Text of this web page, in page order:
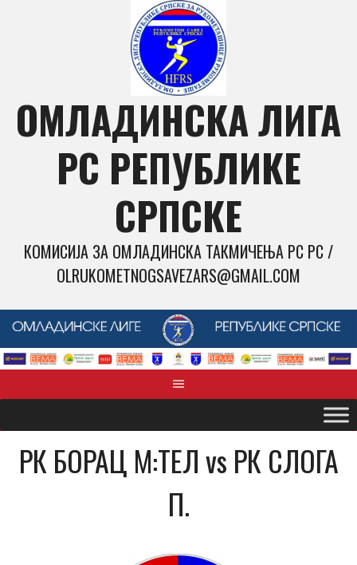
ОМЛАДИНСКА ЛИГА
РС РЕПУБЛИКЕ
СРПСКЕ
КОМИСИЈА ЗА ОМЛАДИНСКА ТАКМИЧЕЊА РС РС /
OLRUKOMETNOGSAVEZARS@GMAIL.COM
РК БОРАЦ М:ТЕЛ vs РК СЛОГА
П.